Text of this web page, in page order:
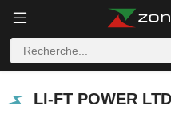
LI-FT POWER LTD.
LI-FT POWER